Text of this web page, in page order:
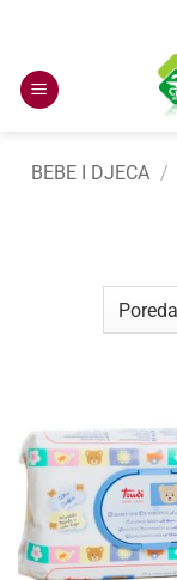
content
BEBE I DJECA /